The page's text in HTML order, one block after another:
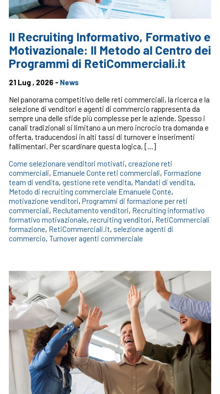
Il Recruiting Informativo, Formativo e
Motivazionale: Il Metodo al Centro dei
Programmi di RetiCommerciali.it
21 Lug , 2026 - News
Nel panorama competitivo delle reti commerciali, la ricerca e la
selezione di venditori e agenti di commercio rappresenta da
sempre una delle sfide più complesse per le aziende. Spesso i
canali tradizionali si limitano a un mero incrocio tra domanda e
offerta, traducendosi in alti tassi di turnover e inserimenti
fallimentari. Per scardinare questa logica, […]
Come selezionare venditori motivati, creazione reti
commerciali, Emanuele Conte reti commerciali, Formazione
team di vendita, gestione rete vendita, Mandati di vendita,
Metodo di recruiting commerciale Emanuele Conte,
motivazione venditori, Programmi di formazione per reti
commerciali, Reclutamento venditori, Recruiting informativo
formativo motivazionale, recruiting venditori, RetiCommerciali
formazione, RetiCommerciali.it, selezione agenti di
commercio, Turnover agenti commerciale